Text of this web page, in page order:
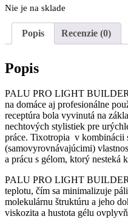
bola:
Nie je na sklade
Popis Recenzie (0)
Popis
PALU PRO LIGHT
na domáce aj profesionálne
receptúra bola vyvinutá na
nechtových stylistiek pre
práce. Tixotropia v kombinácii
(samovyrovnávajúcimi)
a prácu s gélom, ktorý nesteká
PALU PRO LIGHT
teplotu, čím sa minimalizuje
molekulárnu štruktúru a jeho
viskozita a hustota gélu